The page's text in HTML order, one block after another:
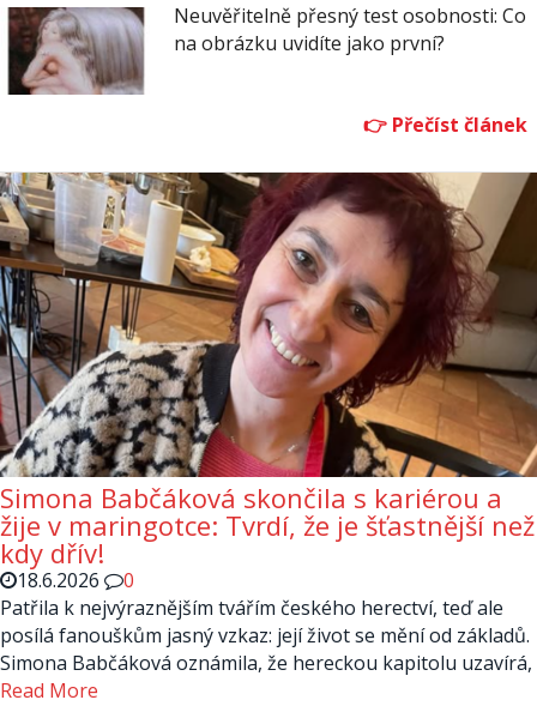
Neuvěřitelně přesný test osobnosti: Co
na obrázku uvidíte jako první?
Simona Babčáková skončila s kariérou a
žije v maringotce: Tvrdí, že je šťastnější než
kdy dřív!
18.6.2026
0
Patřila k nejvýraznějším tvářím českého herectví, teď ale
posílá fanouškům jasný vzkaz: její život se mění od základů.
Simona Babčáková oznámila, že hereckou kapitolu uzavírá,
Read More